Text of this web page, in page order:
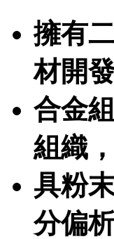
擁有
材開發
合金
組織
具粉
分偏